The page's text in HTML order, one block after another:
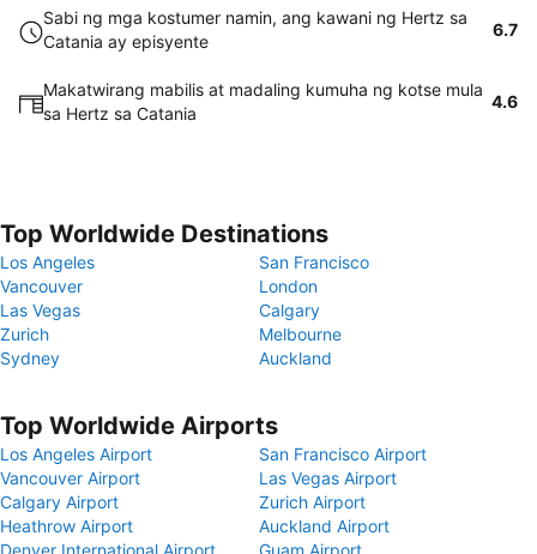
Sabi ng mga kostumer namin, ang kawani ng Hertz sa
Catania ay episyente
6.7
Makatwirang mabilis at madaling kumuha ng kotse mula
sa Hertz sa Catania
4.6
Top Worldwide Destinations
Los Angeles
San Francisco
Vancouver
London
Las Vegas
Calgary
Zurich
Melbourne
Sydney
Auckland
Top Worldwide Airports
Los Angeles Airport
San Francisco Airport
Vancouver Airport
Las Vegas Airport
Calgary Airport
Zurich Airport
Heathrow Airport
Auckland Airport
Denver International Airport
Guam Airport